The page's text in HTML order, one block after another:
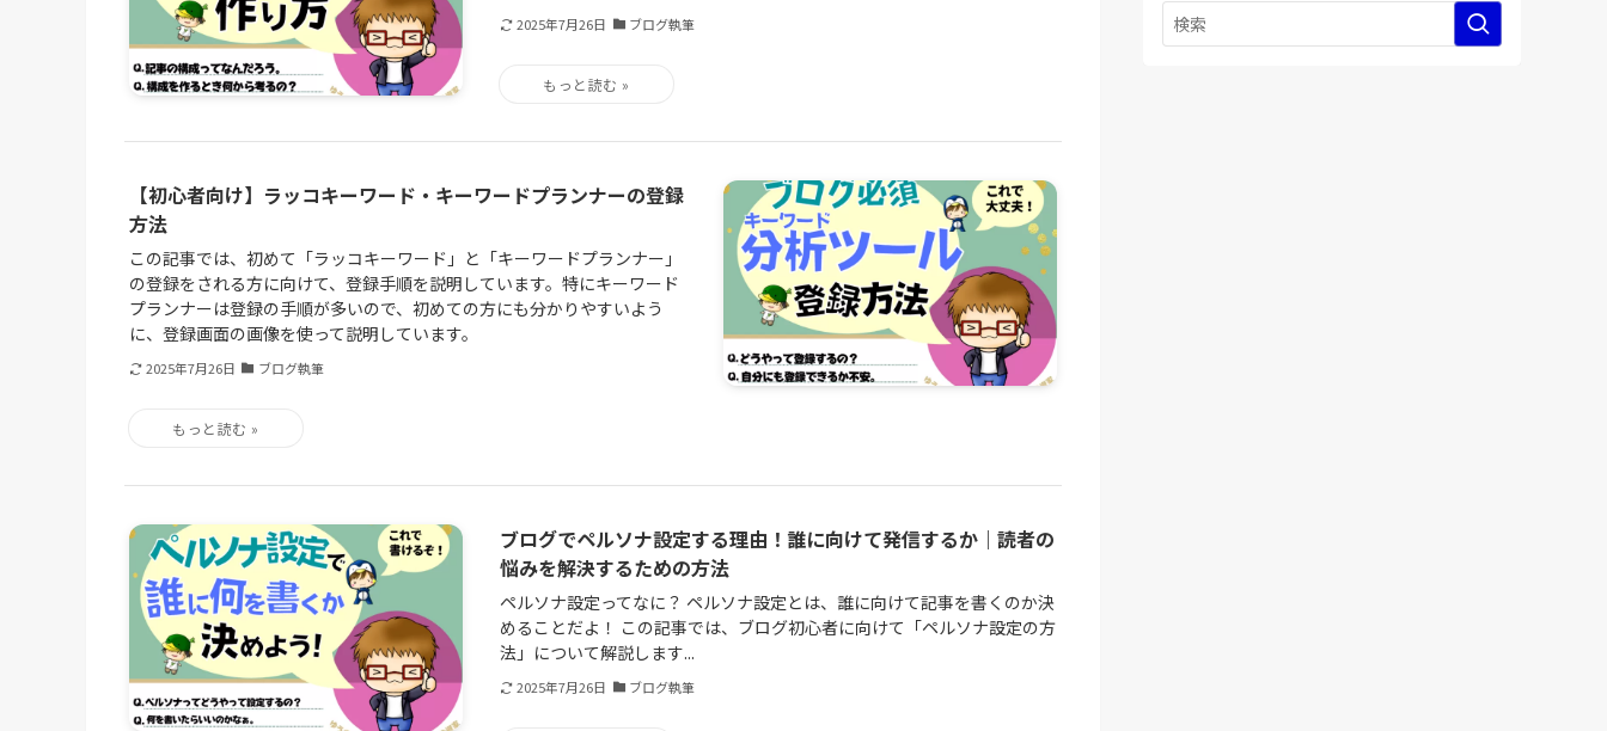
2025年7月26日 ブログ執筆
【初心者向け】ラッコキーワード・キーワードプランナーの登録
方法
この記事では、初めて「ラッコキーワード」と「キーワードプランナー」
の登録をされる方に向けて、登録手順を説明しています。特にキーワード
プランナーは登録の手順が多いので、初めての方にも分かりやすいよう
に、登録画面の画像を使って説明しています。
2025年7月26日 ブログ執筆
ブログでペルソナ設定する理由！誰に向けて発信するか｜読者の
悩みを解決するための方法
ペルソナ設定ってなに？ ペルソナ設定とは、誰に向けて記事を書くのか決
めることだよ！ この記事では、ブログ初心者に向けて「ペルソナ設定の方
法」について解説します...
2025年7月26日 ブログ執筆